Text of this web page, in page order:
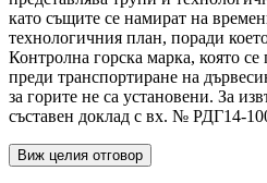
като същите се намират на
технологичния план, поради
Контролна горска марка, която се
преди транспортиране на
за горите не са установени. За
съставен доклад с вх. № РДГ14-
Виж целия отговор